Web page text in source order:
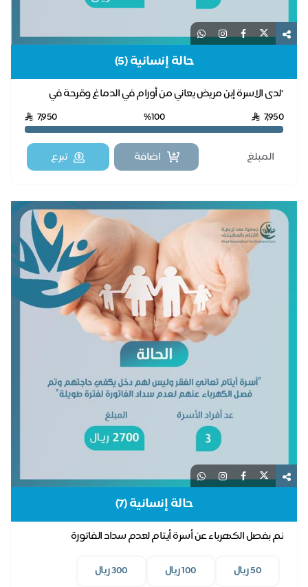
حالة إنسانية (5)
"لدى الاسرة إبن مريض يعاني من أورام في الدماغ وقرحة في
المعدة ويحتاج لعلاج مستمر وتكاليف السكن وا...
7,950
%100
7,950
اضافة تبرع
حالة إنسانية (7)
تم بفصل الكهرباء عن أسرة أيتام لعدم سداد الفاتورة